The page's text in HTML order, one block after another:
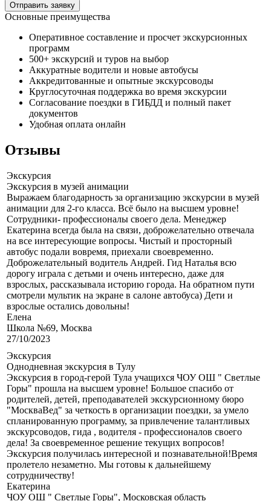
Отправить заявку
Основные преимущества
Оперативное составление и просчет экскурсионных
программ
500+ экскурсий и туров на выбор
Аккуратные водители и новые автобусы
Аккредитованные и опытные экскурсоводы
Круглосуточная поддержка во время экскурсии
Согласование поездки в ГИБДД и полный пакет
документов
Удобная оплата онлайн
Отзывы
Экскурсия
Экскурсия в музей анимации
Выражаем благодарность за организацию экскурсии в музей
анимации для 2-го класса. Всё было на высшем уровне!
Сотрудники- профессионалы своего дела. Менеджер
Екатерина всегда была на связи, доброжелательно отвечала
на все интересующие вопросы. Чистый и просторный
автобус подали вовремя, приехали своевременно.
Доброжелательный водитель Андрей. Гид Наталья всю
дорогу играла с детьми и очень интересно, даже для
взрослых, рассказывала историю города. На обратном пути
смотрели мультик на экране в салоне автобуса) Дети и
взрослые остались довольны!
Елена
Школа №69, Москва
27/10/2023
Экскурсия
Однодневная экскурсия в Тулу
Экскурсия в город-герой Тула учащихся ЧОУ ОШ " Светлые
Горы" прошла на высшем уровне! Большое спасибо от
родителей, детей, преподавателей экскурсионному бюро
"МоскваВед" за четкость в организации поездки, за умело
спланированную программу, за привлечение талантливых
экскурсоводов, гида , водителя - профессионалов своего
дела! За своевременное решение текущих вопросов!
Экскурсия получилась интересной и познавательной!Время
пролетело незаметно. Мы готовы к дальнейшему
сотрудничеству!
Екатерина
ЧОУ ОШ " Светлые Горы", Московская область